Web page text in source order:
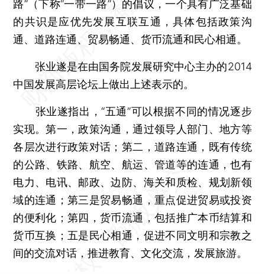
路”（下称“一带一路”）的倡议，一个具有广泛基础
的共识是应优先发展互联互通，具体包括政策沟
通、道路连通、贸易畅通、货币流通和民心相通。
张业遂是在由国务院发展研究中心主办的2014
中国发展高层论坛上做出上述表示的。
张业遂指出，“五通”可以根据不同的情况逐步
实现。第一，政策沟通，通过领导人部门、地方等
各层次进行政策对话；第二，道路连通，既有传统
的公路、铁路、航空、航运、管道等的连通，也有
电力、电讯、邮政、边防、海关和质检、规划新领
域的连通；第三是贸易畅通，重点促进贸易或投资
的便利化；第四，货币流通，包括推广本币结算和
货币互换；五是民心相通，促进不同文明和宗教之
间的交流对话，推进教育、文化交流，发展旅游。